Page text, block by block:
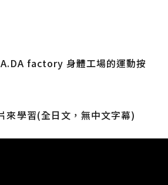
factory 身體工場的運動按
來學習(全日文，無中文字幕)